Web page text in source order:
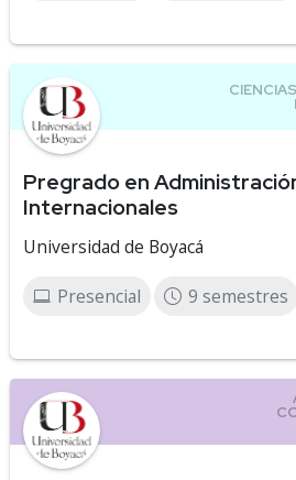
Pregrado en
Internacionales
Universidad de Boyacá
Presencial 9 semestres